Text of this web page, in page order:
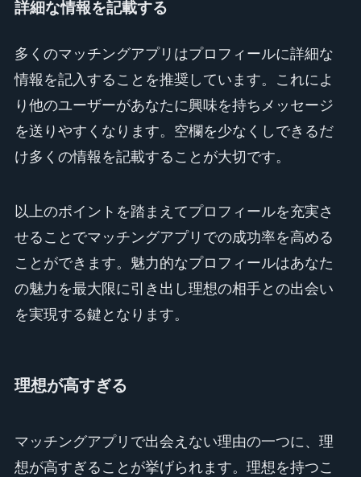
詳細な情報を記載する
多くのマッチングアプリはプロフィールに詳細な
情報を記入することを推奨しています。これによ
り他のユーザーがあなたに興味を持ちメッセージ
を送りやすくなります。空欄を少なくしできるだ
け多くの情報を記載することが大切です。
以上のポイントを踏まえてプロフィールを充実さ
せることでマッチングアプリでの成功率を高める
ことができます。魅力的なプロフィールはあなた
の魅力を最大限に引き出し理想の相手との出会い
を実現する鍵となります。
理想が高すぎる
マッチングアプリで出会えない理由の一つに、理
想が高すぎることが挙げられます。理想を持つこ